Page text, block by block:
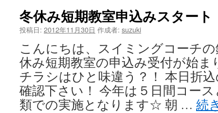
へ
キ
ッ
プ
冬休み短期教室申込みスタート
投稿日: 2012年11月30日 作成者: suzuki
こんにちは、スイミングコーチ
休み短期教室の申込み受付が始ま
チラシはひと味違う？！ 本日折
確認下さい！ 今年は５日間コー
類での実施となります☆ 朝 … 続